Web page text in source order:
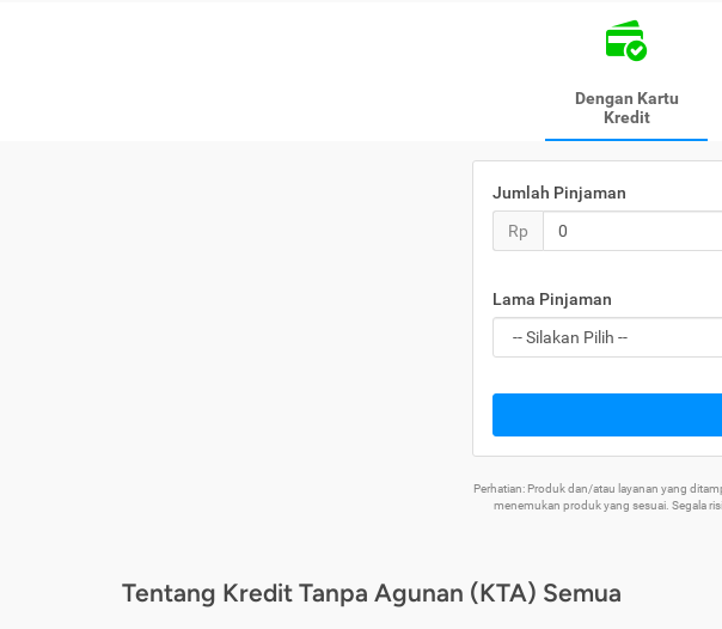
Dengan Kartu
Kredit
Jumlah Pinjaman
Rp
Lama Pinjaman
Perhatian: Produk dan/atau layanan yang
menemukan produk yang sesuai. Segala
Tentang Kredit Tanpa Agunan (KTA) Semua